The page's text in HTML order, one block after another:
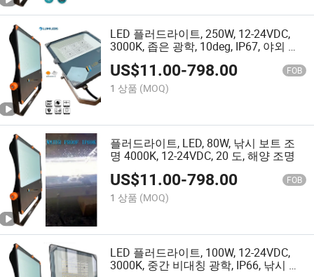
LED 플러드라이트, 250W, 12-24VDC,
3000K, 좁은 광학, 10deg, IP67, 야외 서
치라이트 조명
US$11.00-798.00 FOB
1 상품 (MOQ)
플러드라이트, LED, 80W, 낚시 보트 조
명 4000K, 12-24VDC, 20 도, 해양 조명
US$11.00-798.00 FOB
1 상품 (MOQ)
LED 플러드라이트, 100W, 12-24VDC,
3000K, 중간 비대칭 광학, IP66, 낚시 보